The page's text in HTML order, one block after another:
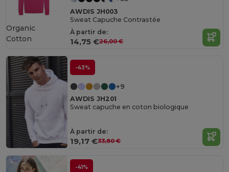
AWDIS JH003
Sweat Capuche Contrastée
À partir de:
14,75 €26,00 €
Organic
Cotton
-43%
+9
AWDIS JH201
Sweat capuche en coton biologique
À partir de:
19,17 €33,80 €
-41%